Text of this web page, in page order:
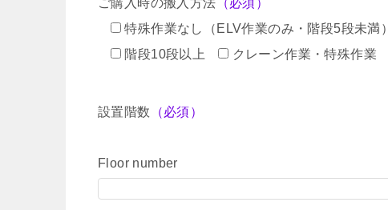
特殊作業なし（ELV作業のみ・階段5段未満）
階段10段以上
クレーン作業・特殊作業
設置階数 （必須）
Floor number